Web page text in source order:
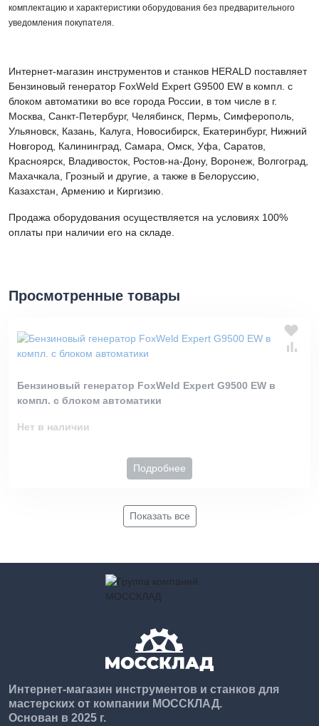
комплектацию и характеристики оборудования без предварительного
уведомления покупателя.
Интернет-магазин инструментов и станков HERALD поставляет
Бензиновый генератор FoxWeld Expert G9500 EW в компл. с
блоком автоматики во все города России, в том числе в г.
Москва, Санкт-Петербург, Челябинск, Пермь, Симферополь,
Ульяновск, Казань, Калуга, Новосибирск, Екатеринбург, Нижний
Новгород, Калининград, Самара, Омск, Уфа, Саратов,
Красноярск, Владивосток, Ростов-на-Дону, Воронеж, Волгоград,
Махачкала, Грозный и другие, а также в Белоруссию,
Казахстан, Армению и Киргизию.
Продажа оборудования осуществляется на условиях 100%
оплаты при наличии его на складе.
Просмотренные товары
Бензиновый генератор FoxWeld Expert G9500 EW в
компл. с блоком автоматики
Нет в наличии
Подробнее
Показать все
Интернет-магазин инструментов и станков для
мастерских от компании МОССКЛАД.
Основан в 2025 г.